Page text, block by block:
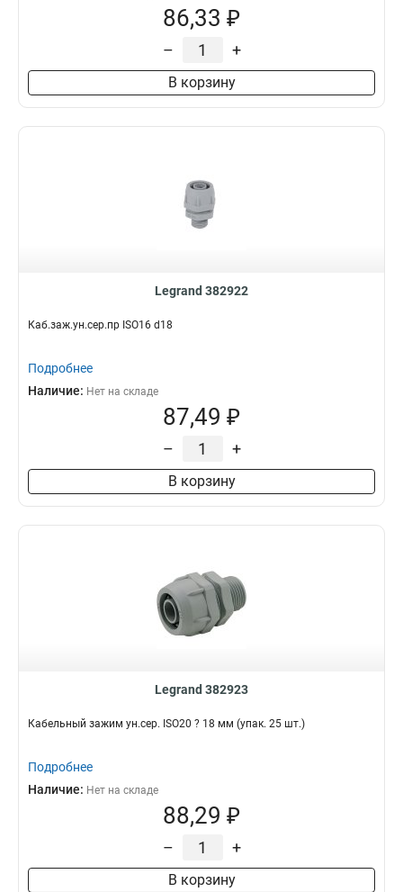
86,33 ₽
– +
В корзину
Legrand 382922
Каб.заж.ун.сер.пр ISO16 d18
Подробнее
Наличие: Нет на складе
87,49 ₽
– +
В корзину
Legrand 382923
Кабельный зажим ун.сер. ISO20 ? 18 мм (упак. 25 шт.)
Подробнее
Наличие: Нет на складе
88,29 ₽
– +
В корзину